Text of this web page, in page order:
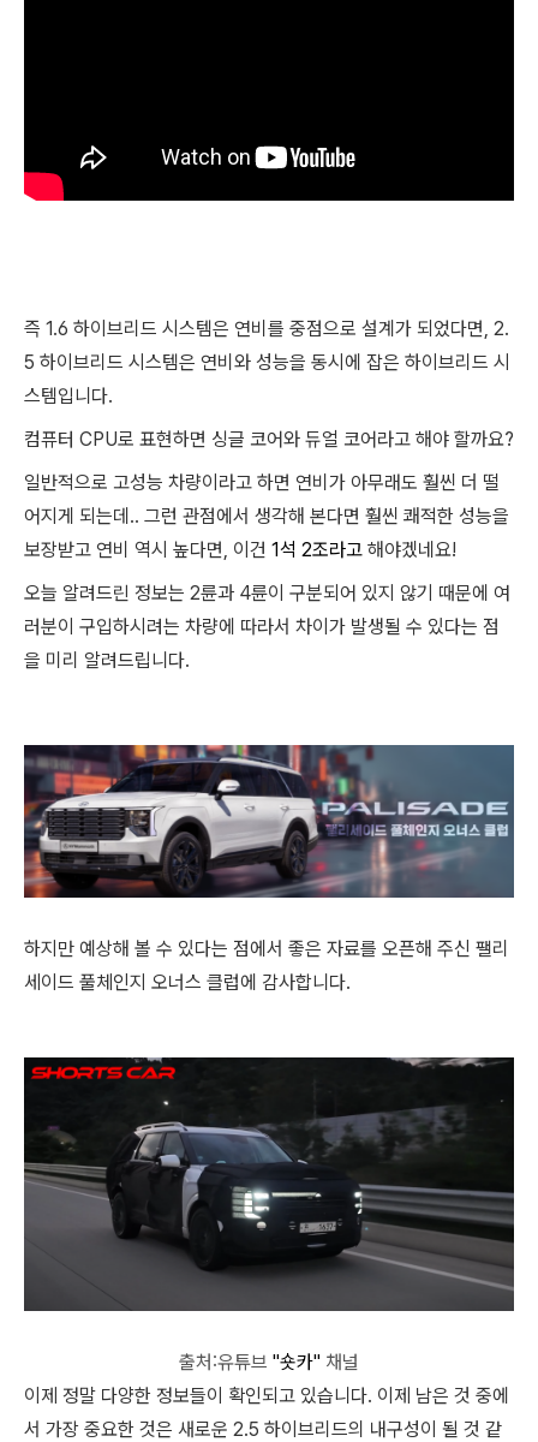
즉 1.6 하이브리드 시스템은 연비를 중점으로 설계가 되었다면, 2.
5 하이브리드 시스템은 연비와 성능을 동시에 잡은 하이브리드 시
스템입니다.
컴퓨터 CPU로 표현하면 싱글 코어와 듀얼 코어라고 해야 할까요?
일반적으로 고성능 차량이라고 하면 연비가 아무래도 훨씬 더 떨
어지게 되는데.. 그런 관점에서 생각해 본다면 훨씬 쾌적한 성능을
보장받고 연비 역시 높다면, 이건 1석 2조라고 해야겠네요!
오늘 알려드린 정보는 2륜과 4륜이 구분되어 있지 않기 때문에 여
러분이 구입하시려는 차량에 따라서 차이가 발생될 수 있다는 점
을 미리 알려드립니다.
하지만 예상해 볼 수 있다는 점에서 좋은 자료를 오픈해 주신 팰리
세이드 풀체인지 오너스 클럽에 감사합니다.
출처:유튜브 "숏카" 채널
이제 정말 다양한 정보들이 확인되고 있습니다. 이제 남은 것 중에
서 가장 중요한 것은 새로운 2.5 하이브리드의 내구성이 될 것 같